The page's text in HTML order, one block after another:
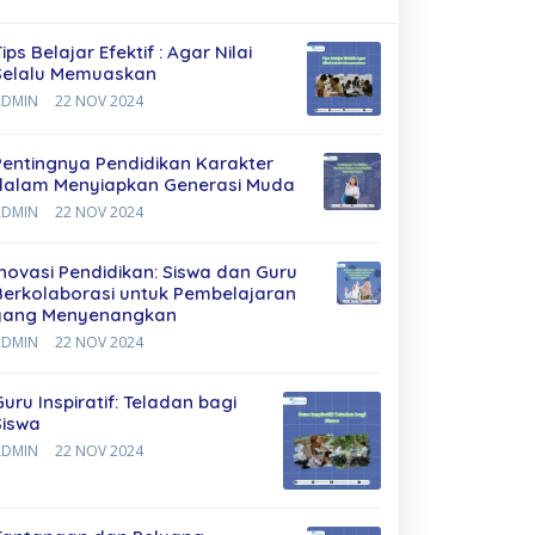
Belajar Efektif : Agar Nilai
Memuaskan
22 NOV 2024
Pendidikan Karakter
Menyiapkan Generasi Muda
22 NOV 2024
Pendidikan: Siswa dan Guru
untuk Pembelajaran
Menyenangkan
22 NOV 2024
Inspiratif: Teladan bagi
22 NOV 2024